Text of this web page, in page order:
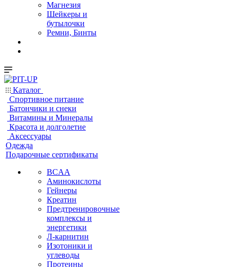
Магнезия
Шейкеры и
бутылочки
Ремни, Бинты
Каталог
Спортивное питание
Батончики и снеки
Витамины и Минералы
Красота и долголетие
Аксессуары
Одежда
Подарочные сертификаты
BCAA
Аминокислоты
Гейнеры
Креатин
Предтренировочные
комплексы и
энергетики
Л-карнитин
Изотоники и
углеводы
Протеины